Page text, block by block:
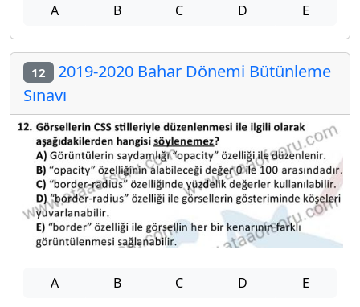
A B C D E
12 2019-2020 Bahar Dönemi Bütünleme
Sınavı
A B C D E